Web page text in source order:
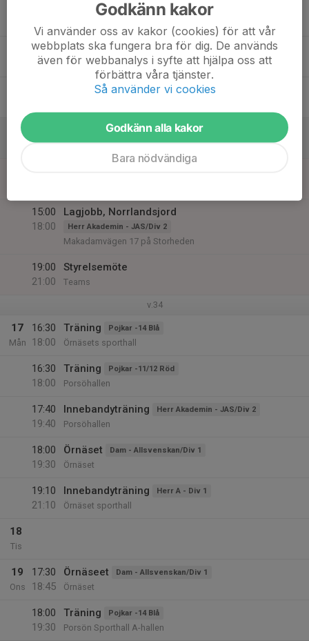
Innebandyträning Herr A - Div 1
19:30
21:00
Porsön Dam - Allsvenskan/Div 1
Porsö sporthall
Spelarinventering 26/27 Pojkar -14 Blå
15
15:00
18:00
Lagjobb, Norrlandsjord
Herr Akademin - JAS/Div 2
Makadamvägen 17 på Storheden
19:00
21:00
Styrelsemöte
Teams
v.34
17
Mån
16:30
18:00
Träning Pojkar -14 Blå
Örnäsets sporthall
16:30
18:00
Träning Pojkar -11/12 Röd
Porsöhallen
17:40
19:40
Innebandyträning Herr Akademin - JAS/Div 2
Porsöhallen
18:00
19:30
Örnäset Dam - Allsvenskan/Div 1
Örnäset
19:10
21:10
Innebandyträning Herr A - Div 1
Örnäset sporthall
18
Tis
19
Ons
17:30
18:45
Örnäseet Dam - Allsvenskan/Div 1
Örnäset
18:00
19:30
Träning Pojkar -14 Blå
Porsön Sporthall A-hallen
Godkänn kakor
Vi använder oss av kakor (cookies) för att vår
webbplats ska fungera bra för dig. De används
även för webbanalys i syfte att hjälpa oss att
förbättra våra tjänster.
Så använder vi cookies
Godkänn alla kakor
Bara nödvändiga